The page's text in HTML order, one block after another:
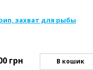
захват для рыбы
грн В кошик